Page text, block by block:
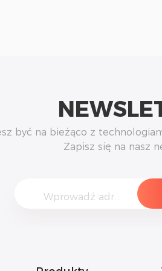
być na bieżąco z
Zapisz się na nasz